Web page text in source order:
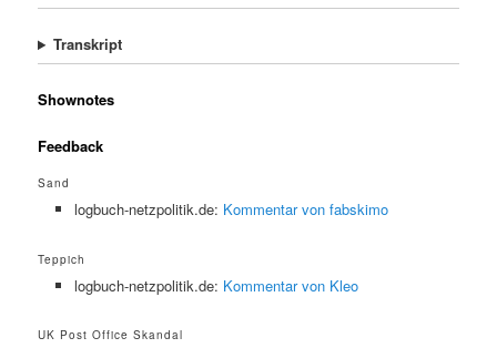
Transkript
Shownotes
Feedback
Sand
logbuch-netzpolitik.de: Kommentar von fabskimo
Teppich
logbuch-netzpolitik.de: Kommentar von Kleo
UK Post Office Skandal